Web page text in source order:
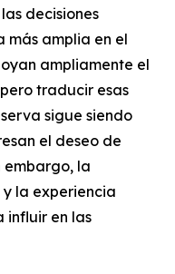
decisiones
más amplia en el
ampliamente el
traducir esas
sigue siendo
el deseo de
embargo, la
la experiencia
influir en las